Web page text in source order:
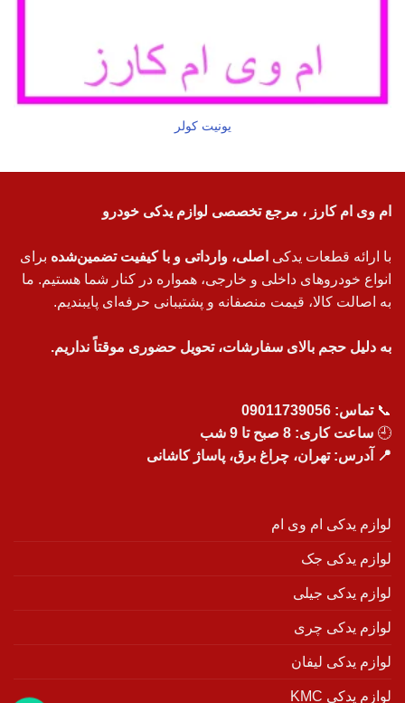
یونیت کولر
ام وی ام کارز ، مرجع تخصصی لوازم یدکی خودرو
با ارائه قطعات یدکی اصلی، وارداتی و با کیفیت تضمین‌شده برای
انواع خودروهای داخلی و خارجی، همواره در کنار شما هستیم. ما
به اصالت کالا، قیمت منصفانه و پشتیبانی حرفه‌ای پایبندیم.
به دلیل حجم بالای سفارشات، تحویل حضوری موقتاً نداریم.
📞تماس: 09011739056
🕘 ساعت کاری: 8 صبح تا 9 شب
📍 آدرس: تهران، چراغ برق، پاساژ کاشانی
لوازم یدکی ام وی ام
لوازم یدکی جک
لوازم یدکی جیلی
لوازم یدکی چری
لوازم یدکی لیفان
لوازم یدکی KMC